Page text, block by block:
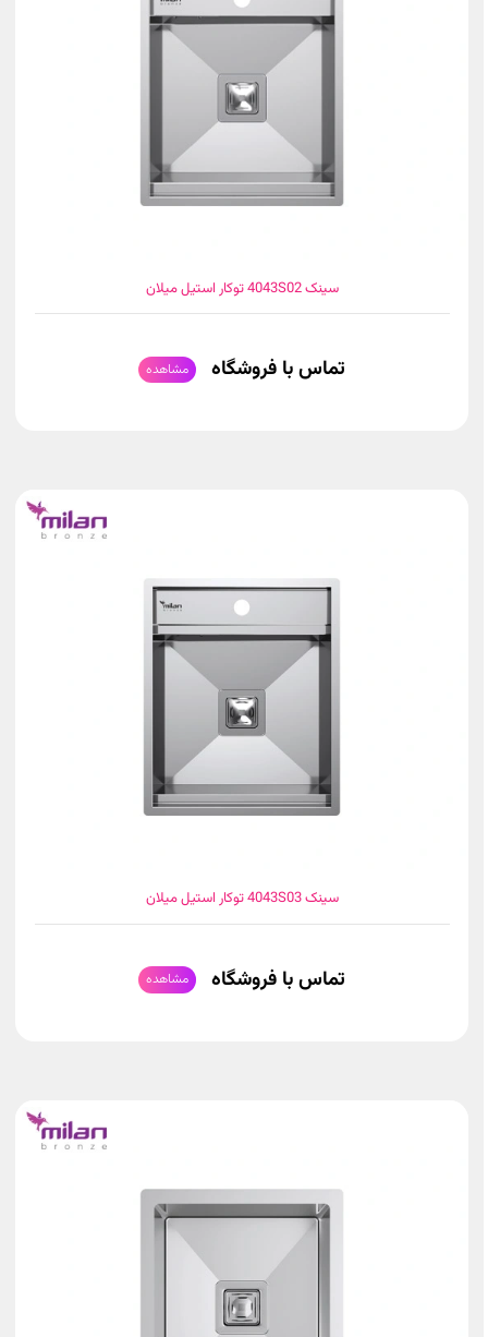
سینک 4043S02 توکار استیل میلان
تماس با فروشگاه مشاهده
سینک 4043S03 توکار استیل میلان
تماس با فروشگاه مشاهده